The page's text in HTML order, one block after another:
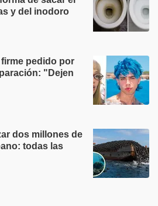
y del inodoro
pedido por
"Dejen
dos millones de
todas las